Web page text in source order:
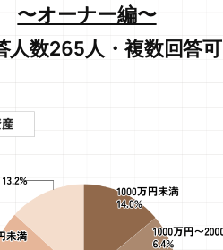
〜オーナー編〜
人数265人・複数回答可